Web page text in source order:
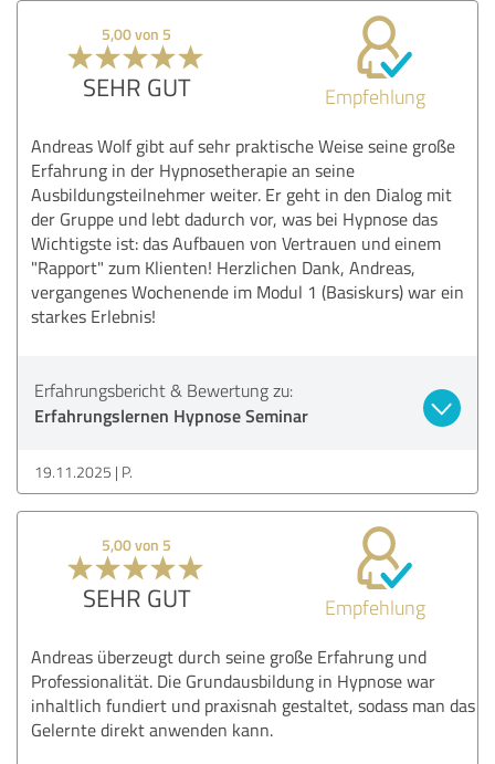
5,00 von 5
SEHR GUT Empfehlung
Andreas Wolf gibt auf sehr praktische Weise seine große
Erfahrung in der Hypnosetherapie an seine
Ausbildungsteilnehmer weiter. Er geht in den Dialog mit
der Gruppe und lebt dadurch vor, was bei Hypnose das
Wichtigste ist: das Aufbauen von Vertrauen und einem
"Rapport" zum Klienten! Herzlichen Dank, Andreas,
vergangenes Wochenende im Modul 1 (Basiskurs) war ein
starkes Erlebnis!
Erfahrungsbericht & Bewertung zu:
Erfahrungslernen Hypnose Seminar
19.11.2025 P.
5,00 von 5
SEHR GUT Empfehlung
Andreas überzeugt durch seine große Erfahrung und
Professionalität. Die Grundausbildung in Hypnose war
inhaltlich fundiert und praxisnah gestaltet, sodass man das
Gelernte direkt anwenden kann.